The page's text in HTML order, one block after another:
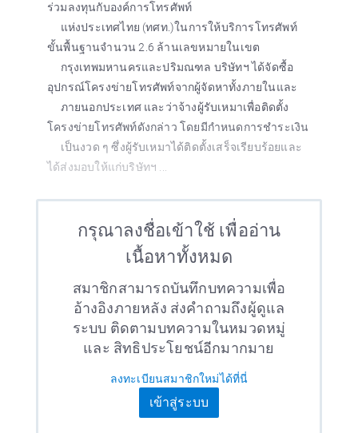
ร่วมลงทุนกับองค์การโทรศัพท์
แห่งประเทศไทย (ทศท.)ในการให้บริการโทรศัพท์
ขั้นพื้นฐานจำนวน 2.6 ล้านเลขหมายในเขต
กรุงเทพมหานครและปริมณฑล บริษัทฯ ได้จัดซื้อ
อุปกรณ์โครงข่ายโทรศัพท์จากผู้จัดหาทั้งภายในและ
ภายนอกประเทศ และว่าจ้างผู้รับเหมาเพื่อติดตั้ง
โครงข่ายโทรศัพท์ดังกล่าว โดยมีกำหนดการชำระเงิน
เป็นงวด ๆ ซึ่งผู้รับเหมาได้ติดตั้งเสร็จเรียบร้อยและ
ได้ส่งมอบให้แก่บริษัทฯ ...
กรุณาลงชื่อเข้าใช้ เพื่ออ่าน
เนื้อหาทั้งหมด
สมาชิกสามารถบันทึกบทความเพื่อ
อ้างอิงภายหลัง ส่งคำถามถึงผู้ดูแล
ระบบ ติดตามบทความในหมวดหมู่
และ สิทธิประโยชน์อีกมากมาย
ลงทะเบียนสมาชิกใหม่ได้ที่นี่
เข้าสู่ระบบ